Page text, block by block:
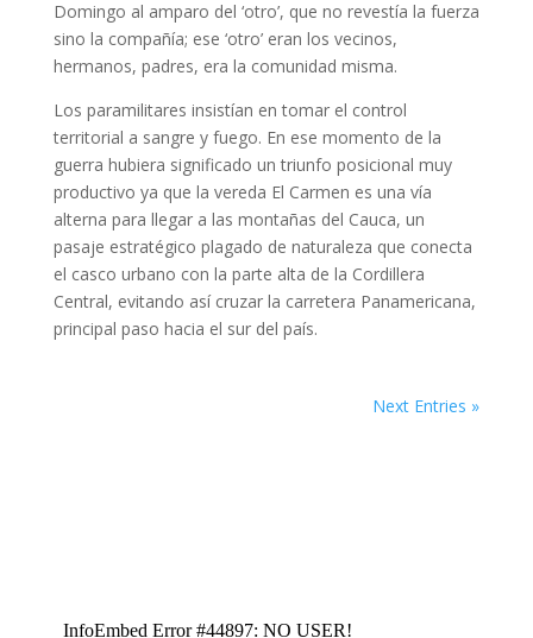
Domingo al amparo del ‘otro’, que no revestía la fuerza
sino la compañía; ese ‘otro’ eran los vecinos,
hermanos, padres, era la comunidad misma.
Los paramilitares insistían en tomar el control
territorial a sangre y fuego. En ese momento de la
guerra hubiera significado un triunfo posicional muy
productivo ya que la vereda El Carmen es una vía
alterna para llegar a las montañas del Cauca, un
pasaje estratégico plagado de naturaleza que conecta
el casco urbano con la parte alta de la Cordillera
Central, evitando así cruzar la carretera Panamericana,
principal paso hacia el sur del país.
Next Entries »